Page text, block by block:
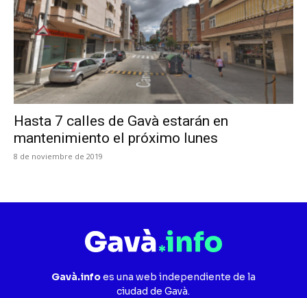
Hasta 7 calles de Gavà estarán en
mantenimiento el próximo lunes
8 de noviembre de 2019
Gavà.infoes una web independiente de la
ciudad de Gavà.